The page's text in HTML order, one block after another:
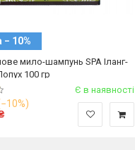
10%
мило-шампунь SPA Іланг-
100 гр
Є в наявності